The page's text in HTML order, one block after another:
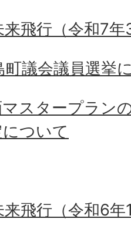
飛行（令和7年
議会議員選挙
スタープラン
ついて
飛行（令和6年